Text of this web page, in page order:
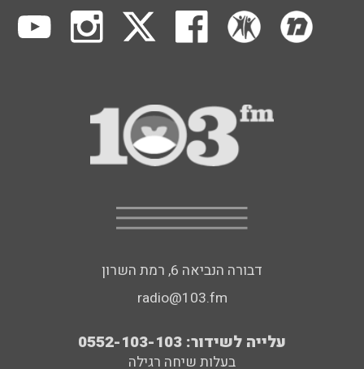
דבורה הנביאה 6, רמת השרון
radio@103.fm
עלייה לשידור: 0552-103-103
בעלות שיחה רגילה